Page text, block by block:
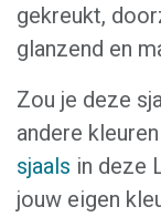
gekreukt,
glanzend en
Zou je deze
andere
sjaals in deze
jouw eigen